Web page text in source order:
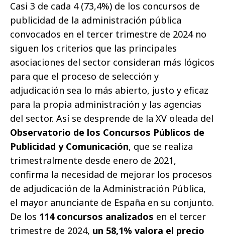
Casi 3 de cada 4 (73,4%) de los concursos de
publicidad de la administración pública
convocados en el tercer trimestre de 2024 no
siguen los criterios que las principales
asociaciones del sector consideran más lógicos
para que el proceso de selección y
adjudicación sea lo más abierto, justo y eficaz
para la propia administración y las agencias
del sector. Así se desprende de la XV oleada del
Observatorio de los Concursos Públicos de
Publicidad y Comunicación, que se realiza
trimestralmente desde enero de 2021,
confirma la necesidad de mejorar los procesos
de adjudicación de la Administración Pública,
el mayor anunciante de España en su conjunto.
De los 114 concursos analizados en el tercer
trimestre de 2024, un 58,1% valora el precio